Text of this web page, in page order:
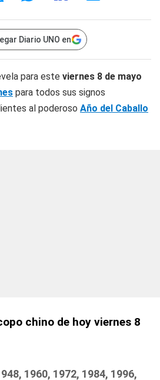
Diario UNO en
para este viernes 8 de mayo
para todos sus signos
al poderoso Año del Caballo
chino de hoy viernes 8
1960, 1972, 1984, 1996,